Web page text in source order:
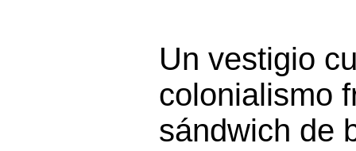
Un vestigio
colonialismo
sándwich de